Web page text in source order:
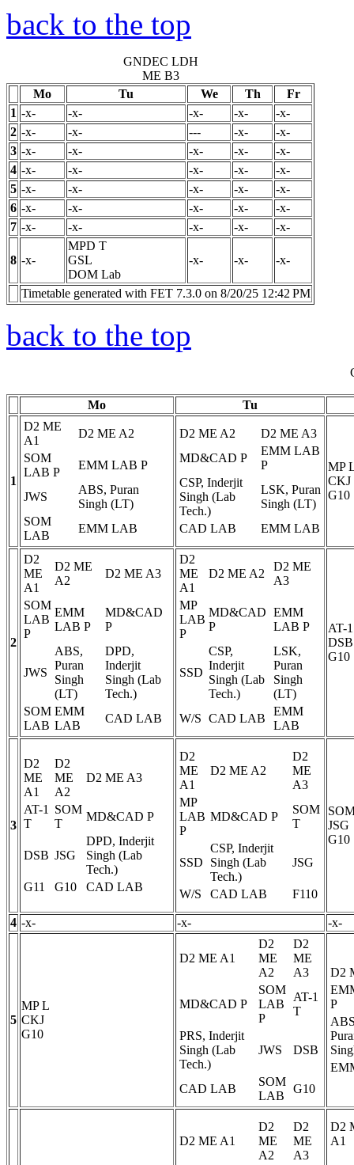
back to the top
GNDEC LDH
ME B3
Mo
Tu We Th
Fr
1 -x- -x- -x- -x-
-x-
2 -x- -x- --- -x-
-x-
3 -x- -x- -x- -x-
-x-
4 -x- -x- -x- -x-
-x-
5 -x- -x- -x- -x-
-x-
6 -x- -x- -x- -x-
-x-
7 -x- -x- -x- -x- -x-
8 -x-
MPD T
GSL
DOM Lab
-x- -x- -x-
Timetable generated with FET 7.3.0 on 8/20/25 12:42 PM
back to the top
Mo Tu
1
D2 ME
A1
D2 ME A2
SOM
LAB P
EMM LAB P
JWS
ABS, Puran
Singh (LT)
SOM
LAB
EMM LAB
D2 ME A2
D2 ME A3
MD&CAD P
EMM LAB
P
CSP, Inderjit
Singh (Lab
Tech.)
LSK, Puran
Singh (LT)
CAD LAB
EMM LAB
MP
CKJ
G10
2
D2
ME
A1
D2 ME
A2
D2 ME A3
SOM
LAB
P
EMM
LAB P
MD&CAD
P
JWS
ABS,
Puran
Singh
(LT)
DPD,
Inderjit
Singh (Lab
Tech.)
SOM
LAB
EMM
LAB
CAD LAB
D2
ME
A1
D2 ME A2
D2 ME
A3
MP
LAB
P
MD&CAD
P
EMM
LAB P
SSD
CSP,
Inderjit
Singh (Lab
Tech.)
LSK,
Puran
Singh
(LT)
W/S CAD LAB
EMM
LAB
AT-1
DSB
G10
3
D2
ME
A1
D2
ME
A2
D2 ME A3
AT-1
T
SOM
T
MD&CAD P
DSB JSG
DPD, Inderjit
Singh (Lab
Tech.)
G11
G10 CAD LAB
D2
ME
A1
D2 ME A2
D2
ME
A3
MP
LAB
P
MD&CAD P
SOM
T
SSD
CSP, Inderjit
Singh (Lab
Tech.)
JSG
W/S CAD LAB F110
JSG
G10
4 -x- -x- -x-
5
MPL
CKJ
G10
D2 ME A1
D2
ME
A2
D2
ME
A3
MD&CAD P
SOM
LAB
P
AT-1
T
PRS, Inderjit
Singh (Lab
Tech.)
JWS DSB
CAD LAB
SOM
LAB
G10
D2
P
D2 ME A1
D2
ME
A2
D2
ME
A3
D2
A1